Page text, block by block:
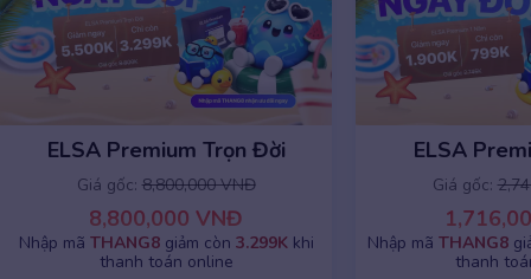
ELSA Premium Trọn Đời
Giá gốc: 8,800,000 VNĐ
8,800,000 VNĐ
Nhập mã THANG8giảm còn 3.299Kkhi
thanh toán online
ELSA
Giá gốc:
Nhập mã THANG8
thanh